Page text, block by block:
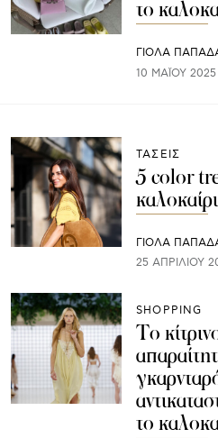
το
ΓΙΌΛΑ
10 ΜΑΪ́ΟΥ 2025
ΤΑΣΕΙΣ
5 color
ΓΙΌΛΑ
25 ΑΠΡΙΛΊΟΥ
SHOPPING
Το
το